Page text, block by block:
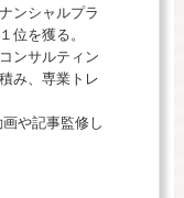
ンシャルプラ
位を獲る。
ンサルティン
み、専業トレ
や記事監修し